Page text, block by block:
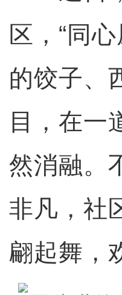
区，“同
的饺子、
目，在一
然消融。
非凡，社
翩起舞，